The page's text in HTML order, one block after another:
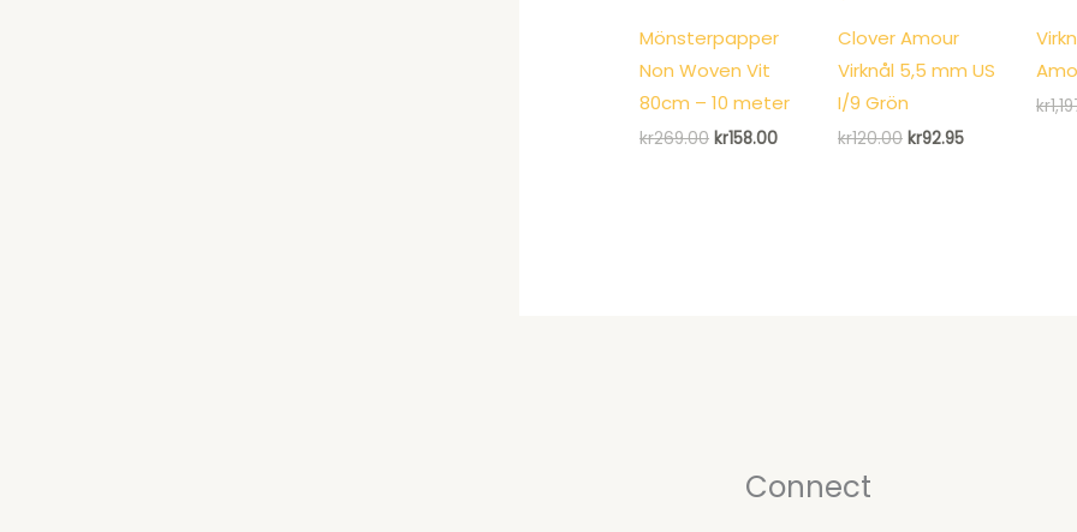
Mönsterpapper
Non Woven Vit
80cm – 10 meter
kr269.00 Det
kr158.00Det
Clover Amour
Virknål 5,5 mm US
I/9 Grön
kr120.00 Det
kr92.95Det
kr
Connect